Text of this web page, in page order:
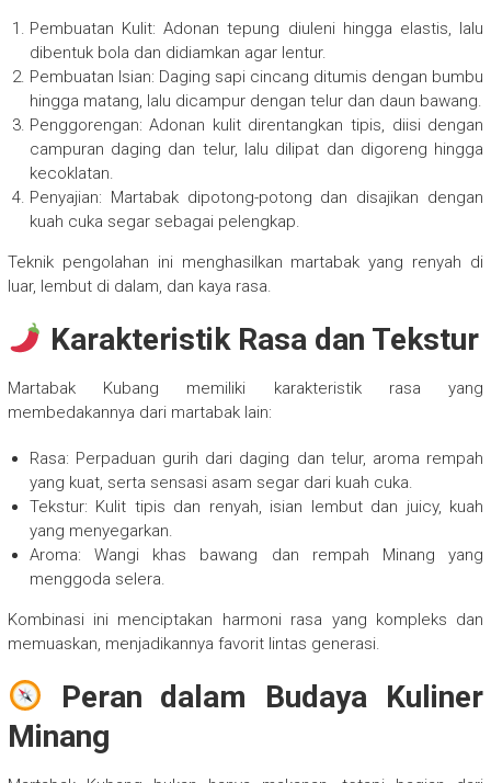
Pembuatan Kulit: Adonan tepung diuleni hingga elastis, lalu
dibentuk bola dan didiamkan agar lentur.
Pembuatan Isian: Daging sapi cincang ditumis dengan bumbu
hingga matang, lalu dicampur dengan telur dan daun bawang.
Penggorengan: Adonan kulit direntangkan tipis, diisi dengan
campuran daging dan telur, lalu dilipat dan digoreng hingga
kecoklatan.
Penyajian: Martabak dipotong-potong dan disajikan dengan
kuah cuka segar sebagai pelengkap.
Teknik pengolahan ini menghasilkan martabak yang renyah di
luar, lembut di dalam, dan kaya rasa.
Karakteristik Rasa dan Tekstur
Martabak Kubang memiliki karakteristik rasa yang
membedakannya dari martabak lain:
Rasa: Perpaduan gurih dari daging dan telur, aroma rempah
yang kuat, serta sensasi asam segar dari kuah cuka.
Tekstur: Kulit tipis dan renyah, isian lembut dan juicy, kuah
yang menyegarkan.
Aroma: Wangi khas bawang dan rempah Minang yang
menggoda selera.
Kombinasi ini menciptakan harmoni rasa yang kompleks dan
memuaskan, menjadikannya favorit lintas generasi.
Peran dalam Budaya Kuliner
Minang